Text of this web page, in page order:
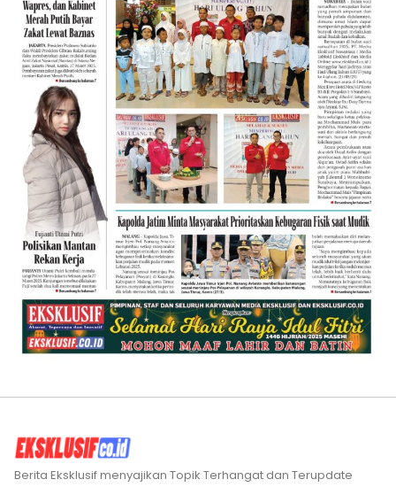
Berita Eksklusif menyajikan Topik Terhangat dan Terupdate